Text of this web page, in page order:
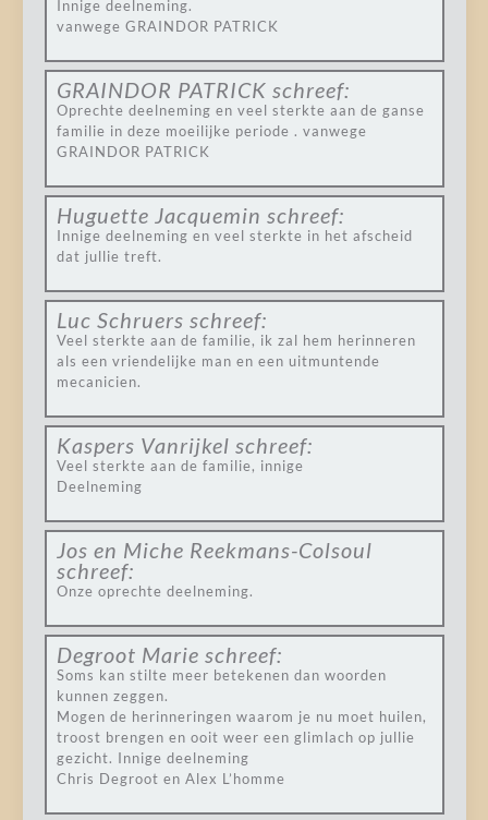
Innige deelneming.
vanwege GRAINDOR PATRICK
GRAINDOR PATRICK schreef:
Oprechte deelneming en veel sterkte aan de ganse
familie in deze moeilijke periode . vanwege
GRAINDOR PATRICK
Huguette Jacquemin schreef:
Innige deelneming en veel sterkte in het afscheid
dat jullie treft.
Luc Schruers schreef:
Veel sterkte aan de familie, ik zal hem herinneren
als een vriendelijke man en een uitmuntende
mecanicien.
Kaspers Vanrijkel schreef:
Veel sterkte aan de familie, innige
Deelneming
Jos en Miche Reekmans-Colsoul
schreef:
Onze oprechte deelneming.
Degroot Marie schreef:
Soms kan stilte meer betekenen dan woorden
kunnen zeggen.
Mogen de herinneringen waarom je nu moet huilen,
troost brengen en ooit weer een glimlach op jullie
gezicht. Innige deelneming
Chris Degroot en Alex L’homme